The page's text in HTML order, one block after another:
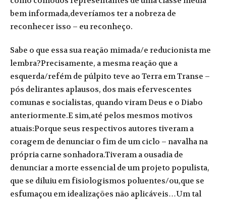
bem informada,deveríamos ter a nobreza de
reconhecer isso – eu reconheço.
Sabe o que essa sua reação mimada/e reducionista me
lembra?Precisamente, a mesma reação que a
esquerda/refém de púlpito teve ao Terra em Transe –
pós delirantes aplausos, dos mais efervescentes
comunas e socialistas, quando viram Deus e o Diabo
anteriormente.E sim,até pelos mesmos motivos
atuais:Porque seus respectivos autores tiveram a
coragem de denunciar o fim de um ciclo – navalha na
própria carne sonhadora.Tiveram a ousadia de
denunciar a morte essencial de um projeto populista,
que se diluiu em fisiologismos poluentes/ou,que se
esfumaçou em idealizações não aplicáveis…Um tal